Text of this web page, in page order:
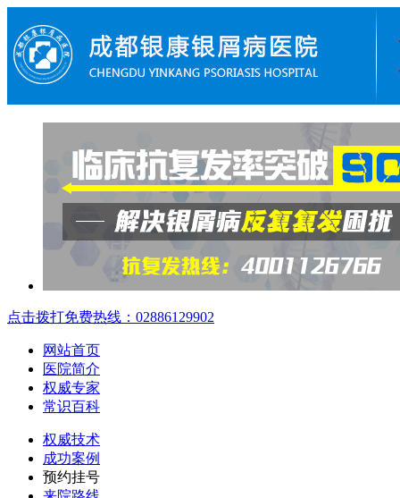
点击拨打免费热线：02886129902
网站首页
医院简介
权威专家
常识百科
权威技术
成功案例
预约挂号